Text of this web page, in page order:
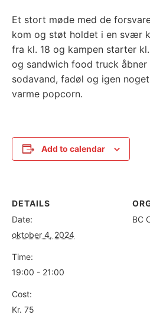
Et stort møde med de
kom og støt holdet i en svær
fra kl. 18 og kampen starter
og sandwich food truck
sodavand, fadøl og igen
varme popcorn.
Add to calendar
DETAILS
Date:
oktober 4, 2024
Time:
19:00 - 21:00
Cost:
Kr. 75
BC